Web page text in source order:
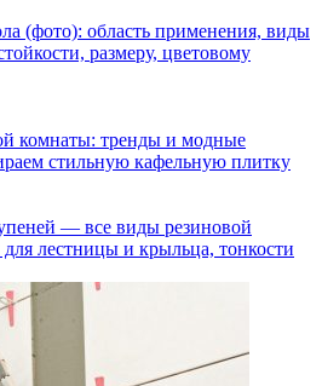
(фото): область применения, виды
размеру, цветовому
комнаты: тренды и модные
стильную кафельную плитку
— все виды резиновой
лестницы и крыльца, тонкости